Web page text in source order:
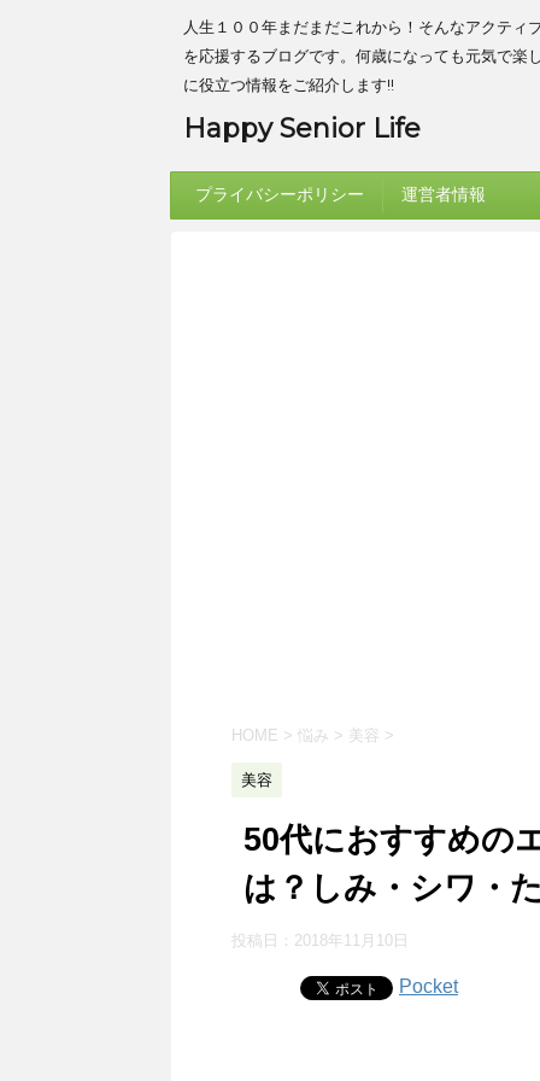
人生１００年まだまだこれから！そんなアクティ
を応援するブログです。何歳になっても元気で楽
に役立つ情報をご紹介します!!
Happy Senior Life
プライバシーポリシー 運営者情報
HOME > 悩み > 美容 >
美容
50代におすすめの
は？しみ・シワ・
投稿日： 2018年11月10日
Pocket